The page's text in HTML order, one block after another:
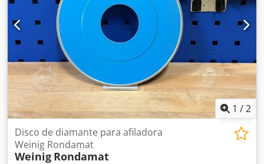
1 /2
Disco de diamante para afiladora
Weinig Rondamat
Weinig Rondamat